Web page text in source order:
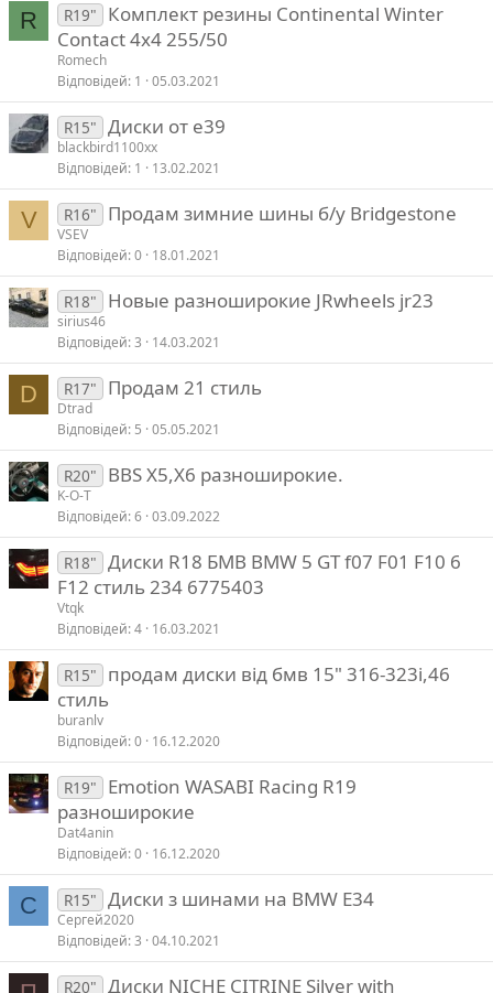
R R19"
Комплект резины Continental Winter
Contact 4x4 255/50
Romech
Відповідей 1 05.03.2021
R15" Диски от е39
blackbird1100xx
Відповідей 1 13.02.2021
V R16" Продам зимние шины б/у Bridgestone
VSEV
Відповідей 0 18.01.2021
R18" Новые разноширокие JRwheels jr23
sirius46
Відповідей 3 14.03.2021
D R17" Продам 21 стиль
Dtrad
Відповідей 5 05.05.2021
R20" BBS Х5,Х6 разноширокие.
K-O-T
Відповідей 6 03.09.2022
R18" Диски R18 БМВ BMW 5 GT f07 F01 F10 6
F12 стиль 234 6775403
Vtqk
Відповідей 4 16.03.2021
R15"
продам диски від бмв 15" 316-323і,46
стиль
buranlv
Відповідей 0 16.12.2020
R19"
Emotion WASABI Racing R19
разноширокие
Dat4anin
Відповідей 0 16.12.2020
С R15" Диски з шинами на BMW E34
Сергей2020
Відповідей 3 04.10.2021
R20" Диски NICHE CITRINE Silver with